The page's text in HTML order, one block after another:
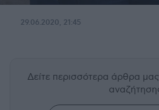
29.06.2020, 21:45
Δείτε περισσότερα άρθρα μας